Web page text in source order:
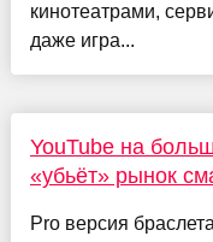
кинотеатрами,
даже игра...
YouTube на
«убьёт» рынок
Pro версия